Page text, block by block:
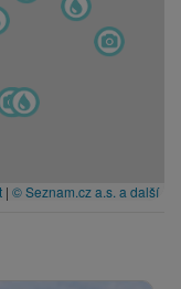
| © Seznam.cz a.s. a další